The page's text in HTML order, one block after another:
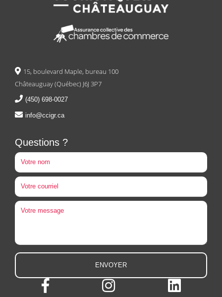
15, boulevard Maple, bureau 100
Châteauguay (Québec) J6J 3P7
(450) 698-0027
info@ccigr.ca
Questions ?